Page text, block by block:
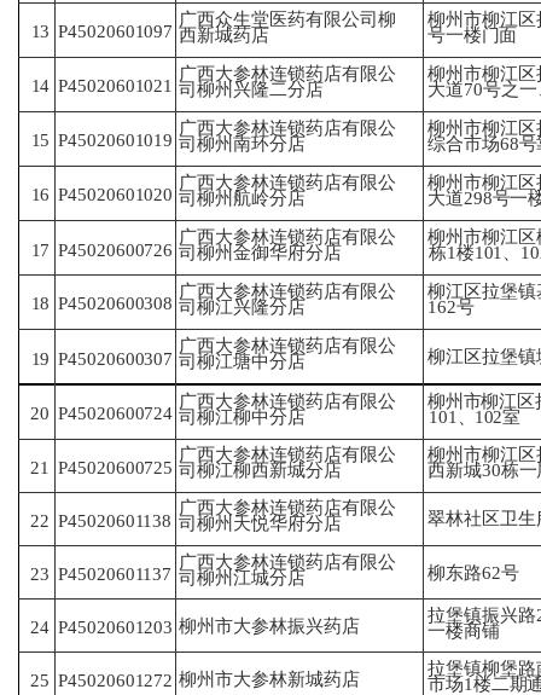
13 P45020601097
广西众生堂医药有限公司柳
西新城药店
柳州市柳江区
号一楼门面
14 P45020601021
广西大参林连锁药店有限公
司柳州兴隆二分店
柳州市柳江
大道70号之
15 P45020601019
广西大参林连锁药店有限公
司柳州南环分店
柳州市柳江
综合市场68
16 P45020601020
广西大参林连锁药店有限公
司柳州航岭分店
柳州市柳江
大道298号一
17 P45020600726
广西大参林连锁药店有限公
司柳州金御华府分店
柳州市柳江区
栋1楼101、
18 P45020600308
广西大参林连锁药店有限公
司柳江兴隆分店
柳江区拉堡
162号
19 P45020600307
广西大参林连锁药店有限公
司柳江塘中分店 柳江区拉堡镇
20 P45020600724
广西大参林连锁药店有限公
司柳江柳中分店
柳州市柳江区
101、 102室
21 P45020600725
广西大参林连锁药店有限公
司柳江柳西新城分店
柳州市柳江区
西新城30栋
22 P45020601138
广西大参林连锁药店有限公
司柳州天悦华府分店 翠林社区卫生
23 P45020601137
广西大参林连锁药店有限公
司柳州江城分店 柳东路62号
24 P45020601203 柳州市大参林振兴药店
拉堡镇振兴路
一楼商铺
25 P45020601272 柳州市大参林新城药店
拉堡镇柳堡路
市场1楼二期